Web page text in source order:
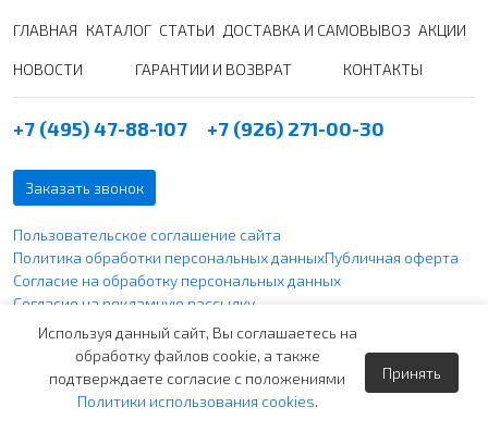
ГЛАВНАЯ КАТАЛОГ СТАТЬИ ДОСТАВКА И САМОВЫВОЗ АКЦИИ
НОВОСТИ ГАРАНТИИ И ВОЗВРАТ КОНТАКТЫ
+7 (495) 47-88-107 +7 (926) 271-00-30
Заказать звонок
Пользовательское соглашение сайта
Политика обработки персональных данныхПубличная оферта
Согласие на обработку персональных данных
Согласие на рекламную рассылку
Политика использования файлов cookie
Вся указанная информация по ценам не является публичной
офертой согласно ст. 437 п. 2 ГК РФ и носит чисто
Используя данный сайт, Вы соглашаетесь на
обработку файлов cookie, а также
подтверждаете согласие с положениями
Политики использования cookies.
Принять